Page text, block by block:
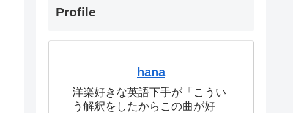
Profile
hana
洋楽好きな英語下手が「こうい
う解釈をしたからこの曲が好